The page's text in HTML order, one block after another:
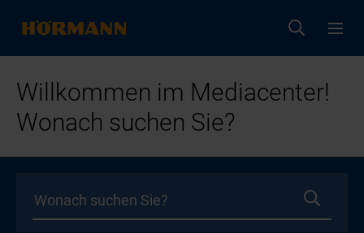
Willkommen im Mediacenter!
Wonach suchen Sie?